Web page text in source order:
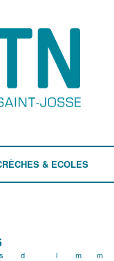
& ECOLES
s d l m m